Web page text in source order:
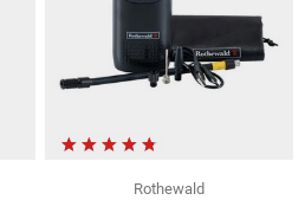
Rothewald